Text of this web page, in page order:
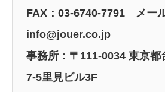
FAX：03-6740-7791 メー
info@jouer.co.jp
事務所：〒111-0034 東京都
7-5里見ビル3F